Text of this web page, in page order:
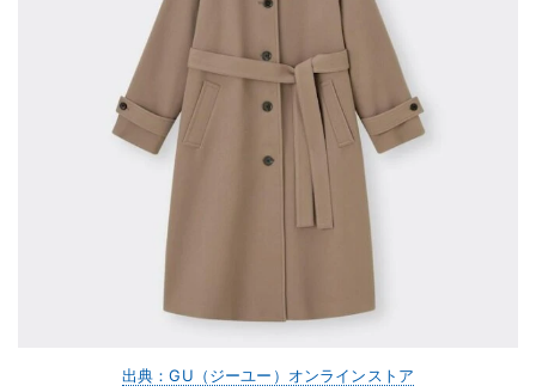
出典：GU（ジーユー）オンラインストア